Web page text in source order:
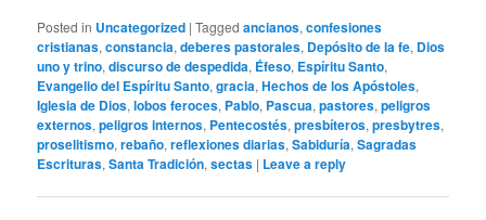
Posted in Uncategorized |Tagged ancianos,confesiones
cristianas,constancia,deberes pastorales, Depósito de la fe, Dios
uno y trino,discurso de despedida, Éfeso, Espíritu Santo,
Evangelio del Espíritu Santo,gracia,Hechos de los Apóstoles,
Iglesia de Dios,lobos feroces, Pablo, Pascua,pastores,peligros
externos,peligros internos, Pentecostés,presbíteros,presbytres,
proselitismo,rebaño,reflexiones diarias,Sabiduría,Sagradas
Escrituras,Santa Tradición,sectas | Leave a reply